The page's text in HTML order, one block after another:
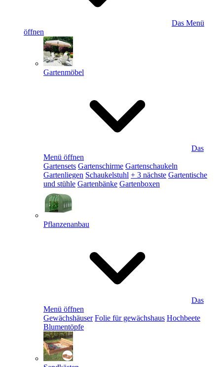
Das Menü
öffnen
Gartenmöbel
Das
Menü öffnen
Gartensets Gartenschirme Gartenschaukeln
Gartenliegen Schaukelstuhl + 3 nächste Gartentische
und stühle Gartenbänke Gartenboxen
Pflanzenanbau
Das
Menü öffnen
Gewächshäuser Folie für gewächshaus Hochbeete
Blumentöpfe